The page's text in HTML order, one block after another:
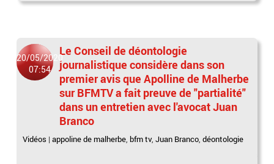
20/05/2020
07:54
Le Conseil de déontologie
journalistique considère dans son
premier avis que Apolline de Malherbe
sur BFMTV a fait preuve de "partialité"
dans un entretien avec l'avocat Juan
Branco
Vidéos |appoline de malherbe, bfm tv,Juan Branco,déontologie